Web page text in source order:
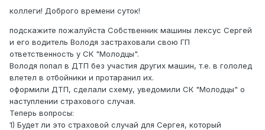
коллеги! Доброго времени суток!
подскажите пожалуйста Собственник машины лексус Сергей
и его водитель Володя застраховали свою ГП
ответственность у СК "Молодцы".
Володя попал в ДТП без участия других машин, т.е. в гололед
влетел в отбойники и протаранил их.
оформили ДТП, сделали схему, уведомили СК "Молодцы" о
наступлении страхового случая.
Теперь вопросы:
1) Будет ли это страховой случай для Сергея, который